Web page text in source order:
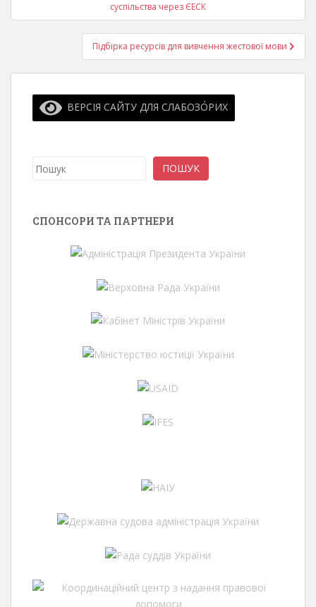
суспільства через ЄЕСК
Підбірка ресурсів для вивчення жестової мови
ВЕРСІЯ САЙТУ ДЛЯ СЛАБОЗО́РИХ
Пошук ПОШУК
СПОНСОРИ ТА ПАРТНЕРИ